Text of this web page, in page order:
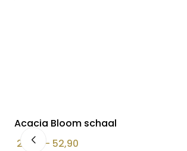
Acacia Bloom schaal
24,90
– 52,90
Prijsklasse: